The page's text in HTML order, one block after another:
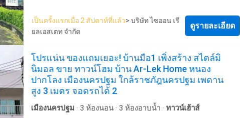
จ.นครปฐม - 10 ห้องนอน - 9 ห้องน้ำ พร้อมอ่างจากุชชี่ และ
แยกส่วนเปียกแห้ง ห้องแต่งตัว - ของรับแขก 2 ห้อง โอ่อ่าเฟอร์
นิเจอร์หลุย - ห้องครัว 2 ห้อง พร้องเครื่องดูดควัน - มีชั้นใต้ดิน
in - มีแอร์ ทุกห้อง - ผ้าม่านชุดใหม่ สถานที่ใกล้เคียง -
เซ็นทรัลนครปฐม 1.4 km - รพ.กรุงเทพสนามจันทร์ 3.2 km -
รพ.สินแพทย์ นครปฐม 3.7 km - Lotus นครปฐม 5.7 km -
Makro นครปฐม 6.7 km - Global House นครปฐม 6.8 km
ราคาเพียง 70,000,000 บาท ติดต่อ 082870---- แป้ง (Line ID: -
------) 089155---- คุณตุ๊ ——————————————— ZT494
เป็นครั้งแรกเมื่อ 2 สัปดาห์ที่แล้ว> บริษัท ไซออน เรี
ยลเอสเตท จำกัด
ดูรายละเอียด
โปรแน่น ของแถมเยอะ! บ้านมือ1 เพิ่งสร้าง สไตล์มิ
นิมอล ขาย ทาวน์โฮม บ้าน Ar-Lek Home หนอง
ปากโลง เมืองนครปฐม ใกล้ราชภัฎนครปฐม เพดาน
สูง 3 เมตร จอดรถได้ 2
เมืองนครปฐม · 3 ห้องนอน · 3 ห้องอาบน้ำ · ทาวน์เฮ้าส์